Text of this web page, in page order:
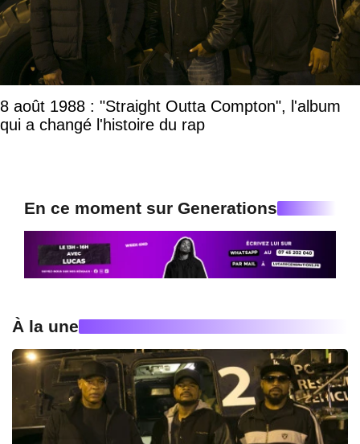
8 août 1988 : "Straight Outta Compton", l'album
qui a changé l'histoire du rap
En ce moment sur Generations
À la une